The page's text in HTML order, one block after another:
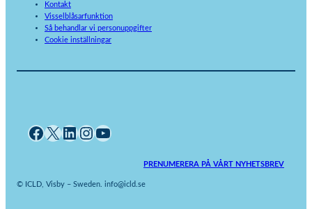
Kontakt
Visselblåsarfunktion
Så behandlar vi personuppgifter
Cookie inställningar
Facebook X LinkedIn InstagramYouTube
PRENUMERERA PÅ VÅRT NYHETSBREV
© ICLD, Visby – Sweden. info@icld.se